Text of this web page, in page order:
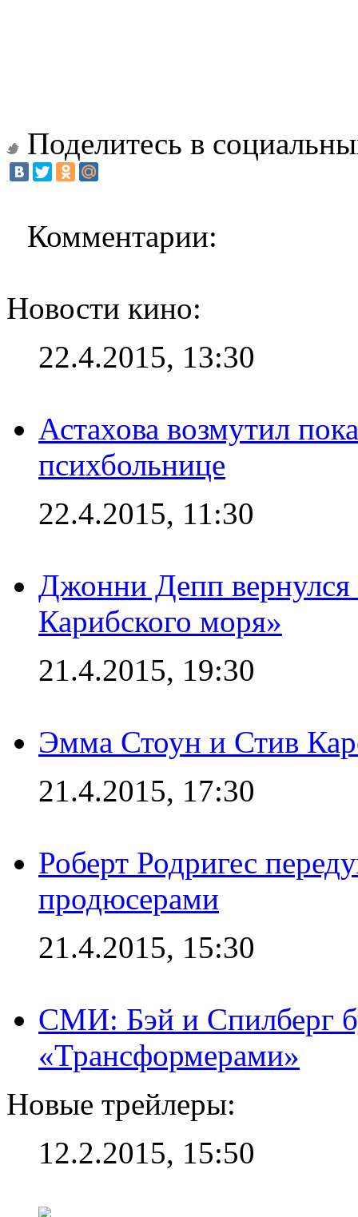
Поделитесь в
Комментарии:
Новости кино:
22.4.2015, 13:30
Астахова возмутил
психбольнице
22.4.2015, 11:30
Джонни Депп
Карибского моря»
21.4.2015, 19:30
Эмма Стоун и Стив
21.4.2015, 17:30
Роберт Родригес
продюсерами
21.4.2015, 15:30
СМИ: Бэй и Спилберг
«Трансформерами»
Новые трейлеры:
12.2.2015, 15:50